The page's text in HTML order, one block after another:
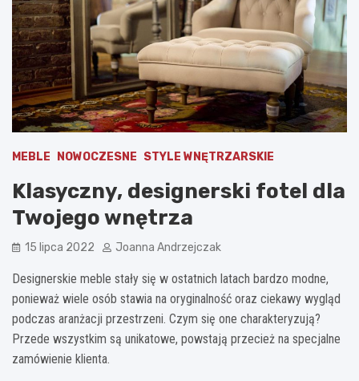
MEBLE NOWOCZESNE STYLE WNĘTRZARSKIE
Klasyczny, designerski fotel dla
Twojego wnętrza
15 lipca 2022 Joanna Andrzejczak
Designerskie meble stały się w ostatnich latach bardzo modne,
ponieważ wiele osób stawia na oryginalność oraz ciekawy wygląd
podczas aranżacji przestrzeni. Czym się one charakteryzują?
Przede wszystkim są unikatowe, powstają przecież na specjalne
zamówienie klienta.